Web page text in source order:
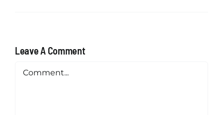
Leave A Comment
Comment